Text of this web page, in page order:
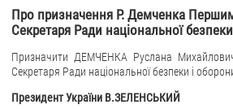
Історична довідка про діяльність Ради національної
ПРЕСЦЕНТР
Про призначення Р. Демченка
Секретаря Ради національної
Призначити ДЕМЧЕНКА Руслана
Секретаря Ради національної безпеки і
Президент України В.ЗЕЛЕНСЬКИЙ